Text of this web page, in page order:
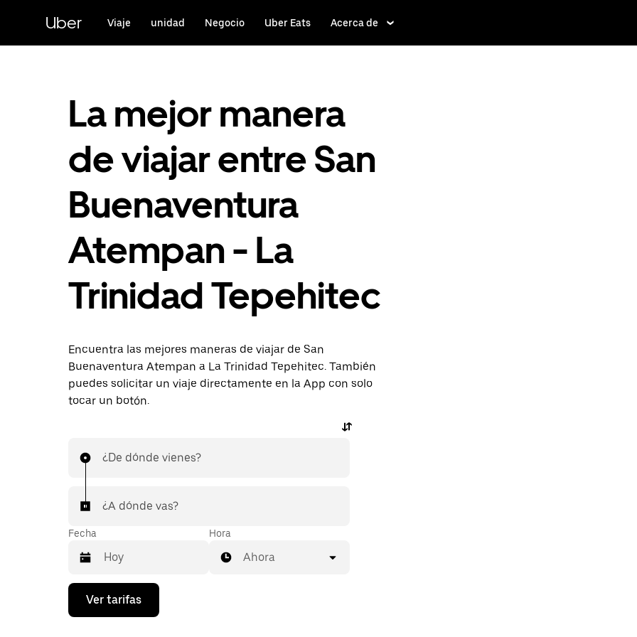
contenido
principal
Uber Viaje unidad Negocio Uber Eats Acerca de
La mejor manera
de viajar entre San
Buenaventura
Atempan - La
Trinidad Tepehitec
Encuentra las mejores maneras de viajar de San
Buenaventura Atempan a La Trinidad Tepehitec. También
puedes solicitar un viaje directamente en la App con solo
tocar un botón.
¿De dónde vienes?
¿A dónde vas?
Fecha
Presiona
flecha
Hora
Ahora
Ver tarifas